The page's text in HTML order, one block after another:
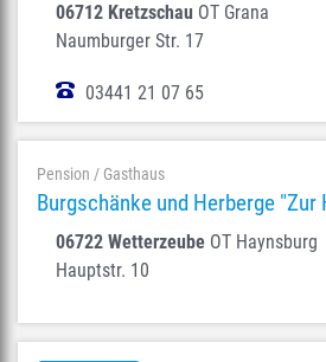
06712 Kretzschau OT Grana
Naumburger Str. 17
03441 21 07 65
Pension / Gasthaus
Burgschänke und Herberge "Zur
06722 Wetterzeube OT Haynsburg
Hauptstr. 10